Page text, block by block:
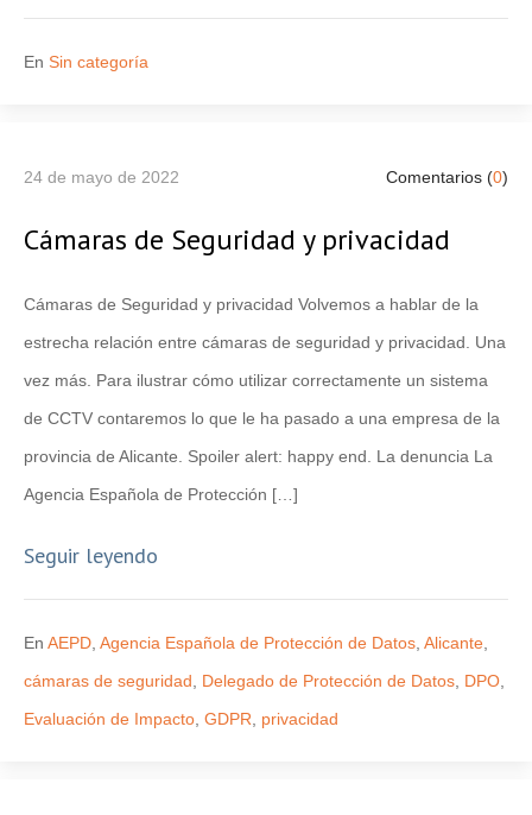
En Sin categoría
24 de mayo de 2022 Comentarios (0)
Cámaras de Seguridad y privacidad
Cámaras de Seguridad y privacidad Volvemos a hablar de la
estrecha relación entre cámaras de seguridad y privacidad. Una
vez más. Para ilustrar cómo utilizar correctamente un sistema
de CCTV contaremos lo que le ha pasado a una empresa de la
provincia de Alicante. Spoiler alert: happy end. La denuncia La
Agencia Española de Protección […]
Seguir leyendo
En AEPD Agencia Española de Protección de Datos Alicante
cámaras de seguridad
Delegado de Protección de Datos DPO
Evaluación de Impacto GDPR privacidad